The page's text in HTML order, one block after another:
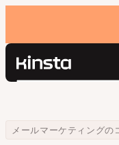
Kinsta®
価格設定
検
Home
リソースセンター
メールマーケティングの
Gmailの受信トレイを使